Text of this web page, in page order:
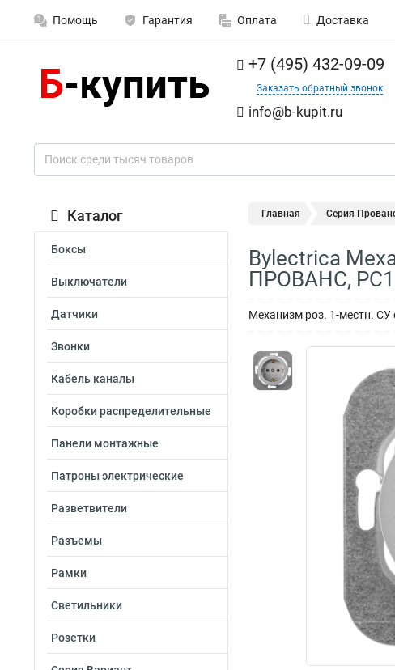
Помощь Гарантия Оплата Доставка
+7 (495) 432-09-09
Заказать обратный звонок
info@b-kupit.ru
Каталог
Боксы
Выключатели
Датчики
Звонки
Кабель каналы
Коробки распределительные
Панели монтажные
Патроны электрические
Разветвители
Разъемы
Рамки
Светильники
Розетки
Главная Серия
Bylectrica
ПРОВАНС,
Механизм роз. 1-местн.